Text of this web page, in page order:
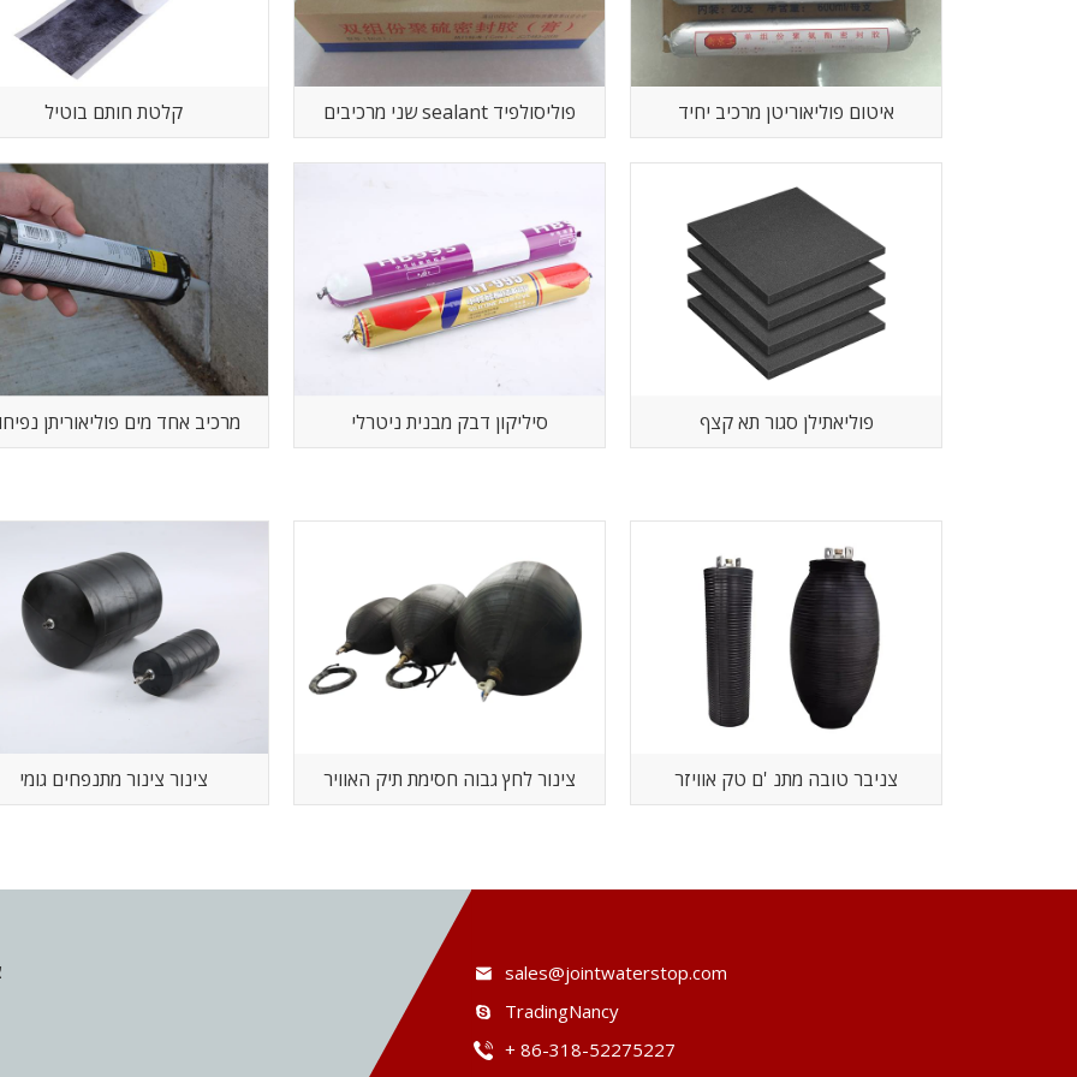
קלטת חותם בוטיל שני מרכיבים sealant פוליסולפיד איטום פוליאוריטן מרכיב יחיד
מרכיב אחד מים פוליאוריתן סיליקון דבק מבנית ניטרלי פוליאתילן סגור תא קצף
צינור צינור מתנפחים גומי צינור לחץ גבוה חסימת תיק האוויר צניבר טובה מתנ 'ם טק אוויזר
sales@jointwaterstop.com
TradingNancy
+ 86-318-52275227